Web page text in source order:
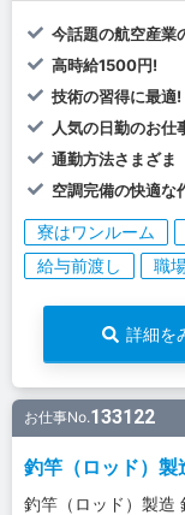
今話題の航空産業
高時給1500円!
技術の習得に最適!
人気の日勤のお仕
通勤方法さまざま
空調完備の快適な
寮はワンルーム
給与前渡し
職
詳細を
お仕事No.133122
釣竿（ロッド）製
釣竿（ロッド）製造